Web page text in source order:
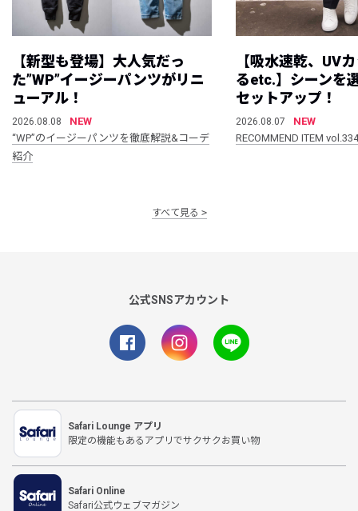
【新型も登場】大人気だっ
た”WP”イージーパンツがリニ
ューアル！
2026.08.08
NEW
“WP”のイージーパンツを徹底解説&コーデ
紹介
【吸水速乾、UV
るetc.】シーンを
セットアップ！
2026.08.07
NEW
RECOMMEND ITEM vol.334
すべて見る
公式SNSアカウント
Safari Lounge アプリ
限定の機能もあるアプリでサクサクお買い物
Safari Online
Safari公式ウェブマガジン